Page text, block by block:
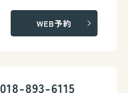
WEB予約
018-893-6115